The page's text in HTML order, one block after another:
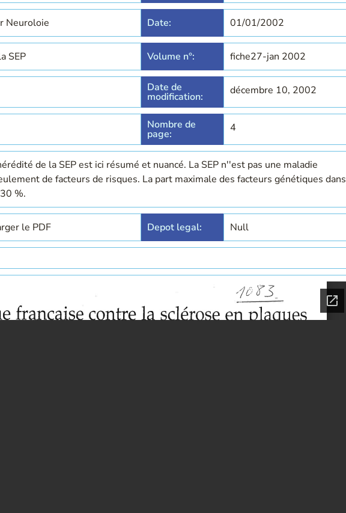
Neuroloie Date: 01/01/2002
SEP Volume n°: fiche27-jan 2002
Date de
modification: décembre 10, 2002
Nombre de
page: 4
de la SEP est ici résumé et nuancé. La SEP n''est pas une maladie
de facteurs de risques. La part maximale des facteurs génétiques dans
%.
le PDF Depot legal: Null